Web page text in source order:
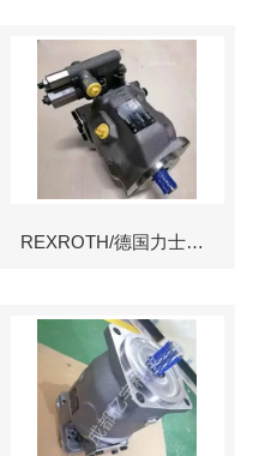
REXROTH/德国力士乐叶片泵